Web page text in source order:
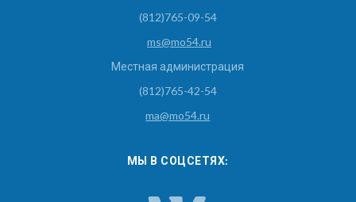
(812)765-09-54
ms@mo54.ru
Местная администрация
(812)765-42-54
ma@mo54.ru
МЫ В СОЦСЕТЯХ: